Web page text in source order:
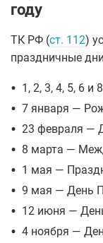
году
ТК РФ (ст. 112)
праздничные
• 1, 2, 3, 4, 5, 6
• 7 января —
• 23 февраля —
• 8 марта —
• 1 мая —
• 9 мая — День
• 12 июня —
• 4 ноября —